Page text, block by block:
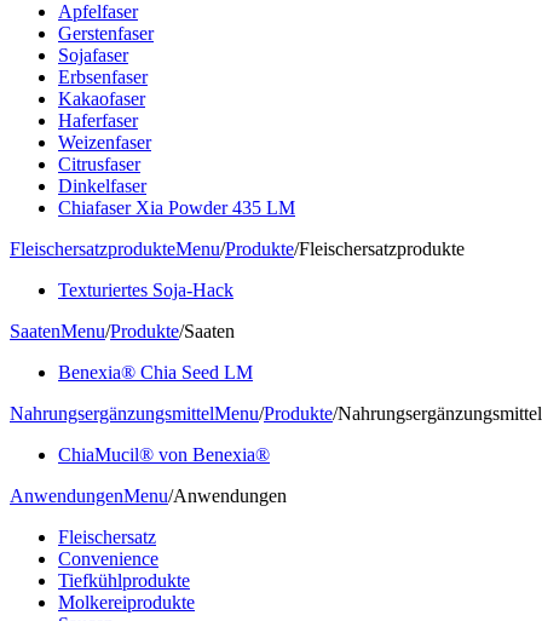
Apfelfaser
Gerstenfaser
Sojafaser
Erbsenfaser
Kakaofaser
Haferfaser
Weizenfaser
Citrusfaser
Dinkelfaser
Chiafaser Xia Powder 435 LM
FleischersatzprodukteMenu/Produkte/Fleischersatzprodukte
Texturiertes Soja-Hack
SaatenMenu/Produkte/Saaten
Benexia® Chia Seed LM
NahrungsergänzungsmittelMenu/Produkte/Nahrungsergänzungsmittel
ChiaMucil® von Benexia®
AnwendungenMenu/Anwendungen
Fleischersatz
Convenience
Tiefkühlprodukte
Molkereiprodukte